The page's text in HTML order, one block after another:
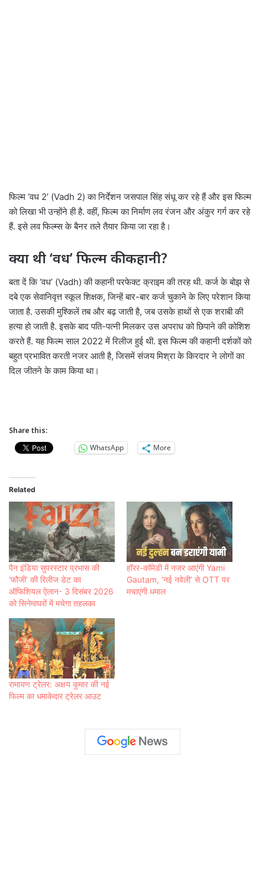
फिल्म ‘वध 2’ (Vadh 2) का निर्देशन जसपाल सिंह संधू कर रहे हैं और इस फिल्म
को लिखा भी उन्होंने ही है. वहीं, फिल्म का निर्माण लव रंजन और अंकुर गर्ग कर रहे
हैं. इसे लव फिल्म्स के बैनर तले तैयार किया जा रहा है।
क्या थी ‘वध’ फिल्म की कहानी?
बता दें कि ‘वध’ (Vadh) की कहानी परफेक्ट क्राइम की तरह थी. कर्ज के बोझ से
दबे एक सेवानिवृत्त स्कूल शिक्षक, जिन्हें बार-बार कर्ज चुकाने के लिए परेशान किया
जाता है. उसकी मुश्किलें तब और बढ़ जाती है, जब उसके हाथों से एक शराबी की
हत्या हो जाती है. इसके बाद पति-पत्नी मिलकर उस अपराध को छिपाने की कोशिश
करते हैं. यह फिल्म साल 2022 में रिलीज हुई थी. इस फिल्म की कहानी दर्शकों को
बहुत प्रभावित करती नजर आती है, जिसमें संजय मिश्रा के किरदार ने लोगों का
दिल जीतने के काम किया था।
Share this:
WhatsApp
More
Related
पैन इंडिया सुपरस्टार प्रभास की
‘फौजी’ की रिलीज डेट का
ऑफिशियल ऐलान- 3 दिसंबर 2026
को सिनेमाघरों में मचेगा तहलका
हॉरर-कॉमेडी में नजर आएंगी Yami
Gautam, ‘नई नवेली’ से OTT पर
मचाएंगी धमाल
रामायण ट्रेलर: अक्षय कुमार की नई
फिल्म का धमाकेदार ट्रेलर आउट